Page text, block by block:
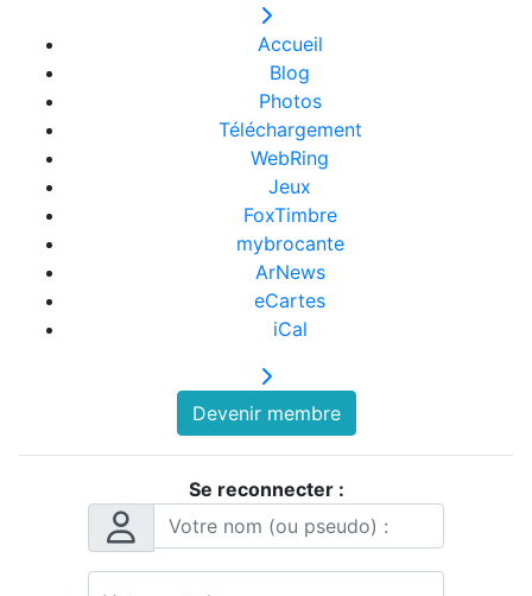
Accueil
Blog
Photos
Téléchargement
WebRing
Jeux
FoxTimbre
mybrocante
ArNews
eCartes
iCal
Devenir membre
Se reconnecter :